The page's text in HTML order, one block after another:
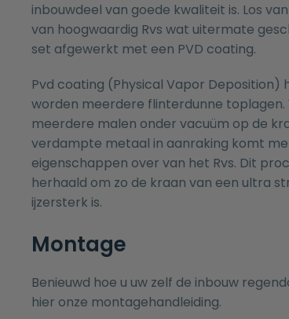
inbouwdeel van goede kwaliteit is. Los
van hoogwaardig Rvs wat uitermate
set afgewerkt met een PVD coating.
Pvd coating (Physical Vapor Deposition)
worden meerdere flinterdunne
meerdere malen onder vacuüm op de
verdampte metaal in aanraking komt
eigenschappen over van het Rvs. Dit
herhaald om zo de kraan van een ultra
ijzersterk is.
Montage
Benieuwd hoe u uw zelf de inbouw
hier onze montagehandleiding.